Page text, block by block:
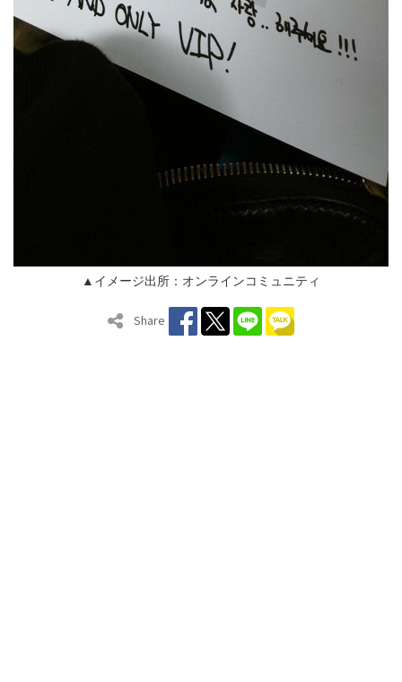
▲イメージ出所：オンラインコミュニティ
Share